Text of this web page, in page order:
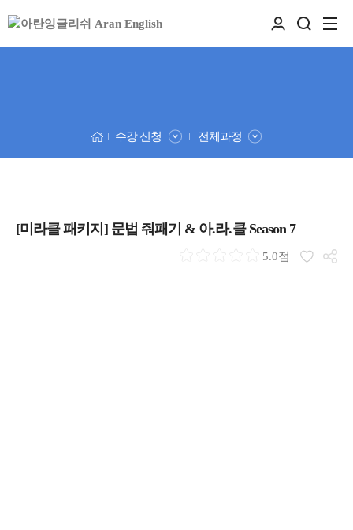
수강 신청 전체과정
[미라클 패키지] 문법 줘패기 & 아.라.클 Season 7
5.0점